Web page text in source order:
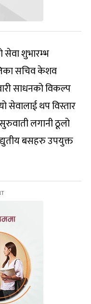
सेवा शुभारम्भ
सचिव केशव
साधनको विकल्प
सेवालाई थप विस्तार
लगानी ठूलो
बसहरु उपयुक्त